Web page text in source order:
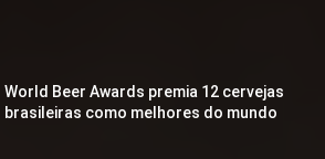
World Beer Awards premia 12 cervejas
brasileiras como melhores do mundo